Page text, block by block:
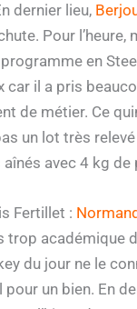
dernier lieu,
Pour l’heure,
en
car il a pris
de métier. Ce
un lot très
avec 4 kg de
Fertillet :
trop académique
du jour ne le
un bien. En